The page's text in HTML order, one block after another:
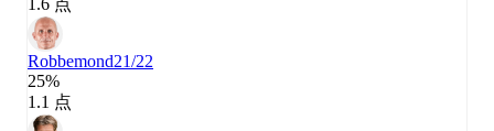
1.6 点
Robbemond21/22
25%
1.1 点